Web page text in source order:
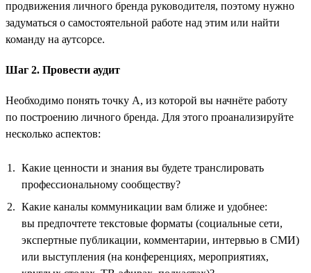
продвижения личного бренда руководителя, поэтому нужно
задуматься о самостоятельной работе над этим или найти
команду на аутсорсе.
Шаг 2. Провести аудит
Необходимо понять точку А, из которой вы начнёте работу
по построению личного бренда. Для этого проанализируйте
несколько аспектов:
Какие ценности и знания вы будете транслировать
профессиональному сообществу?
Какие каналы коммуникации вам ближе и удобнее:
вы предпочтете текстовые форматы (социальные сети,
экспертные публикации, комментарии, интервью в СМИ)
или выступления (на конференциях, мероприятиях,